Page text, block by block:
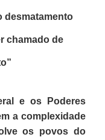
desmatamento
chamado de
”
e os Poderes
a complexidade
os povos do